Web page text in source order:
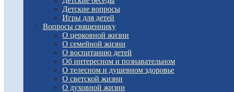
Детские вопросы
Игры для детей
Вопросы священнику
О церковной жизни
О семейной жизни
О воспитанию детей
Об интересном и познавательном
О телесном и душевном здоровье
О светской жизни
О духовной жизни